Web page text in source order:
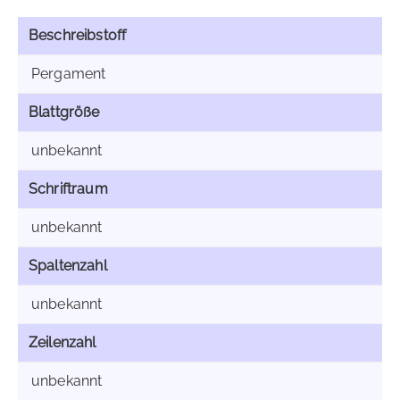
Beschreibstoff
Pergament
Blattgröße
unbekannt
Schriftraum
unbekannt
Spaltenzahl
unbekannt
Zeilenzahl
unbekannt